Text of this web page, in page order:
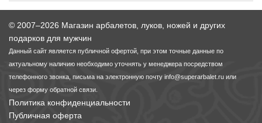
© 2007–2026 Магазин арбалетов, луков, ножей и других
подарков для мужчин
Данный сайт является публичной офертой, при этом точные данные по
актуальному наличию необходимо уточнять у менеджера посредством
телефонного звонка, письма на электронную почту info@superarbalet.ru или
через форму обратной связи.
Политика конфиденциальности
Публичная оферта